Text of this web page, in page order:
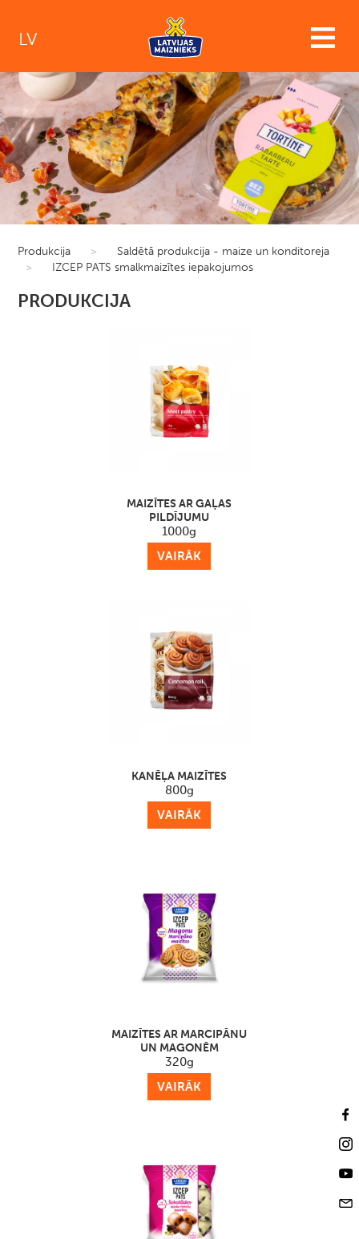
LV
Produkcija >
Saldētā produkcija - maize un konditoreja
>
IZCEP PATS smalkmaizītes iepakojumos
PRODUKCIJA
MAIZĪTES AR GAĻAS
PILDĪJUMU
1000g
VAIRĀK
KANĒĻA MAIZĪTES
800g
VAIRĀK
MAIZĪTES AR MARCIPĀNU
UN MAGONĒM
320g
VAIRĀK